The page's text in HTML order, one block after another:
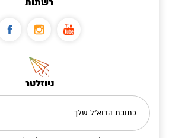
ניוזלטר
כתובת הדוא"ל שלך